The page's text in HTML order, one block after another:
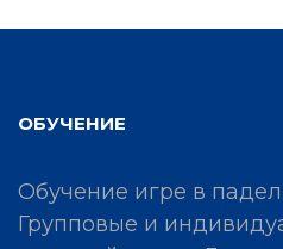
ОБУЧЕНИЕ
Обучение игре в
Групповые и